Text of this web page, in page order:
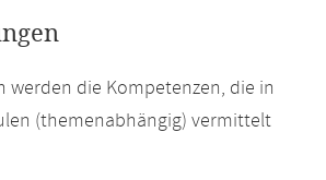
werden die Kompetenzen, die in
(themenabhängig) vermittelt